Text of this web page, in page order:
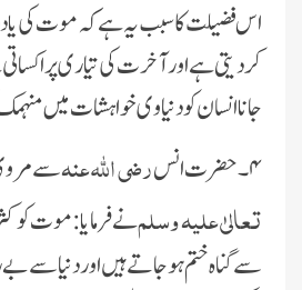
اس فضیلت کا سبب یہ ہے کہ موت کی
کردیتی ہے اور آخرت کی تیاری پر
جانا انسان کو دنیاوی خواہشات میں
۴۔ حضرت انس
رضی اللہ عنہسے
تعالیٰ علیہ وسلمنے فرمایا: موت کو
سے گناہ ختم ہوجاتے ہیں اور دنیا سے